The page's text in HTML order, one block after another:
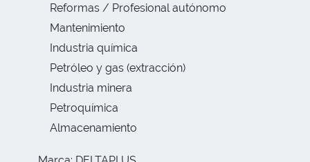
Reformas / Profesional autónomo
Mantenimiento
Industria química
Petróleo y gas (extracción)
Industria minera
Petroquímica
Almacenamiento